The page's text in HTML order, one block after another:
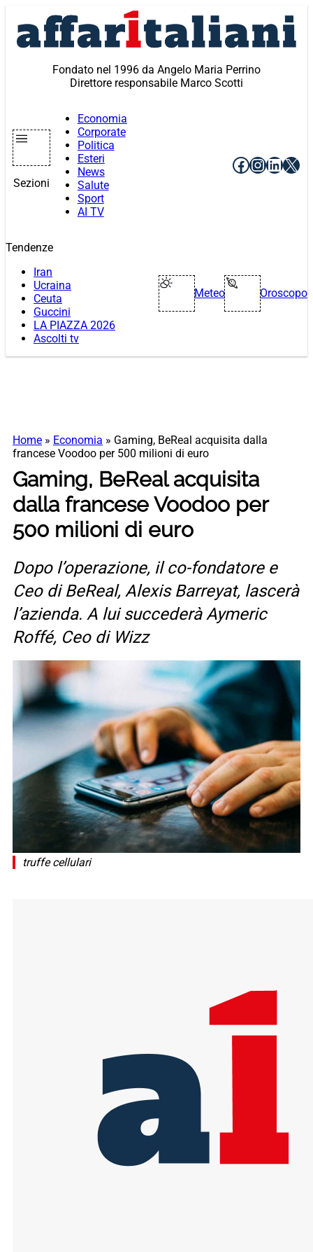
contenuto
Fondato nel 1996 da Angelo Maria Perrino
Direttore responsabile Marco Scotti
Sezioni
Economia
Corporate
Politica
Esteri
News
Salute
Sport
AI TV
Facebook
X
Tendenze
Iran
Ucraina
Ceuta
Guccini
LA PIAZZA 2026
Ascolti tv
Meteo Oroscopo
Home » Economia » Gaming, BeReal acquisita dalla
francese Voodoo per 500 milioni di euro
Gaming, BeReal acquisita
dalla francese Voodoo per
500 milioni di euro
Dopo l’operazione, il co-fondatore e
Ceo di BeReal, Alexis Barreyat, lascerà
l’azienda. A lui succederà Aymeric
Roffé, Ceo di Wizz
truffe cellulari